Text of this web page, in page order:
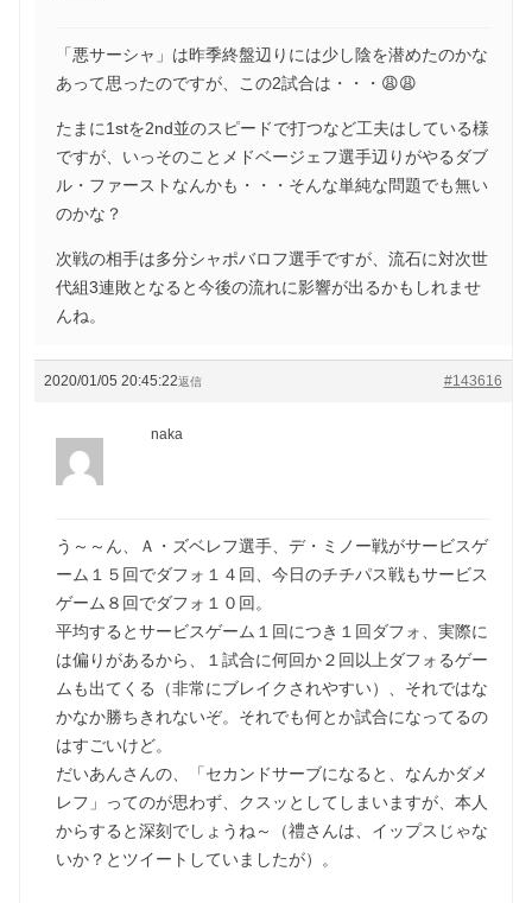
「悪サーシャ」は昨季終盤辺りには少し陰を潜めたのかな
あって思ったのですが、この2試合は・・・😩😩
たまに1stを2nd並のスピードで打つなど工夫はしている様
ですが、いっそのことメドベージェフ選手辺りがやるダブ
ル・ファーストなんかも・・・そんな単純な問題でも無い
のかな？
次戦の相手は多分シャポバロフ選手ですが、流石に対次世
代組3連敗となると今後の流れに影響が出るかもしれませ
んね。
2020/01/05 20:45:22 #143616
返信
naka
う～～ん、Ａ・ズベレフ選手、デ・ミノー戦がサービスゲ
ーム１５回でダフォ１４回、今日のチチパス戦もサービス
ゲーム８回でダフォ１０回。
平均するとサービスゲーム１回につき１回ダフォ、実際に
は偏りがあるから、１試合に何回か２回以上ダフォるゲー
ムも出てくる（非常にブレイクされやすい）、それではな
かなか勝ちきれないぞ。それでも何とか試合になってるの
はすごいけど。
だいあんさんの、「セカンドサーブになると、なんかダメ
レフ」ってのが思わず、クスッとしてしまいますが、本人
からすると深刻でしょうね～（禮さんは、イップスじゃな
いか？とツイートしていましたが）。